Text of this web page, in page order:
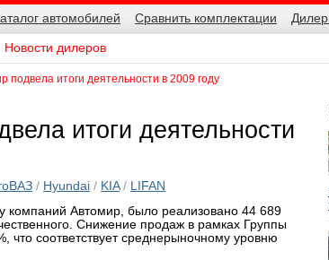
автомобилей Сравнить комплектации
Новости дилеров
подвела итоги деятельности в 2009 году
итоги деятельности
/ Hyundai / KIA/ LIFAN
компаний Автомир, было реализовано 44 689
Снижение продаж в рамках Группы
что соответствует среднерыночному уровню